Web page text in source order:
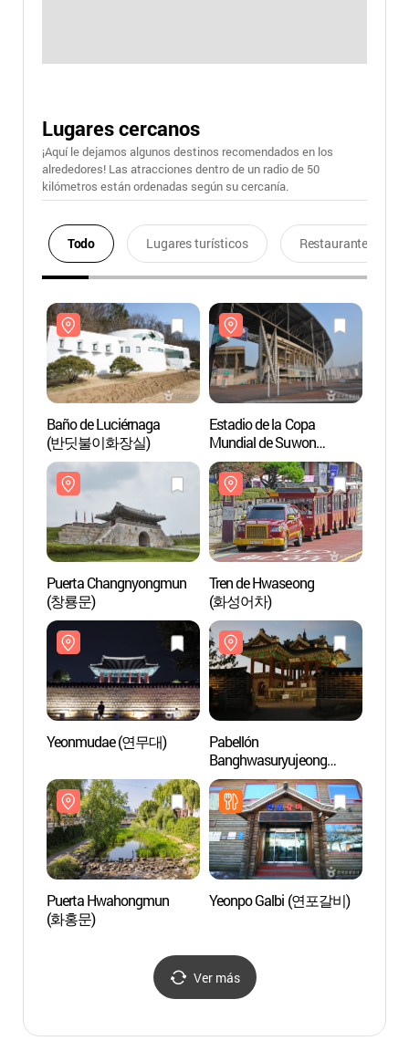
Lugares cercanos
¡Aquí le dejamos algunos destinos recomendados en los
alrededores! Las atracciones dentro de un radio de 50
kilómetros están ordenadas según su cercanía.
Todo Lugares turísticos Restaurantes
Baño de Luciérnaga
(반딧불이화장실)
Estadio de la Copa
Mundial de Suwon
(수원월드컵경기장)
Puerta Changnyongmun
(창룡문)
Tren de Hwaseong
(화성어차)
Yeonmudae (연무대)
Pabellón
Banghwasuryujeong
(Dongbukgangnu)
(방화수류정(동북각루))
Puerta Hwahongmun
(화홍문)
Yeonpo Galbi (연포갈비)
Ver más